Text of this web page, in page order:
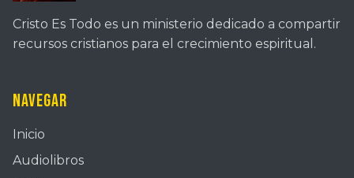
Cristo Es Todo es un ministerio dedicado a compartir
recursos cristianos para el crecimiento espiritual.
Navegar
Inicio
Audiolibros